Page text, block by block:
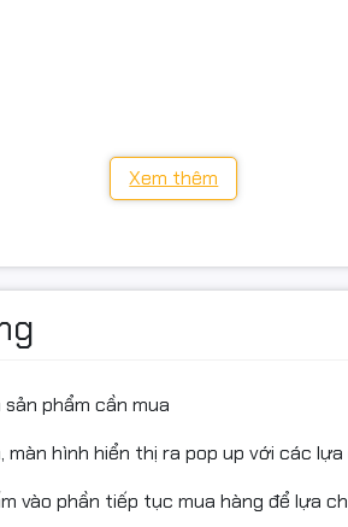
thiện.
hình doanh nghiệp.
Xem thêm
phẩm cần mua
màn hình hiển thị ra pop up với các
vào phần tiếp tục mua hàng để lựa
#ChamCongVanTay